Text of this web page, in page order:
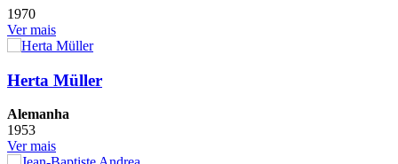
1970
Ver mais
Herta Müller
Alemanha
1953
Ver mais